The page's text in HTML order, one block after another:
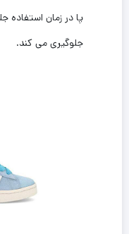
پا در زمان استفاده
جلوگیری می کند.